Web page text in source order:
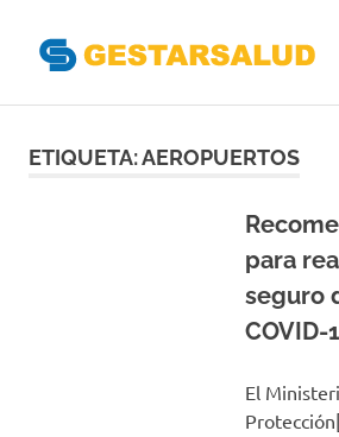
Gestoras
ETIQUETA:AEROPUERTOS
para
seguro
COVID-
El